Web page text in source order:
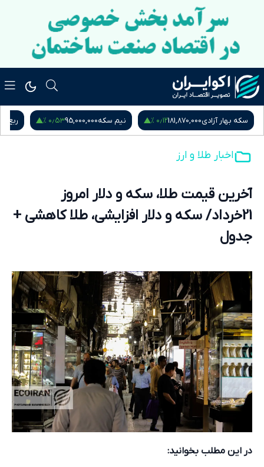
سکه بهار آزادی181,870,000۰٫۱۲ % نیم سکه95,000,000۰٫۵۳ % ربع
اخبار طلا و ارز
آخرین قیمت طلا، سکه و دلار امروز
21خرداد/ سکه و دلار افزایشی، طلا کاهشی +
جدول
در این مطلب بخوانید: